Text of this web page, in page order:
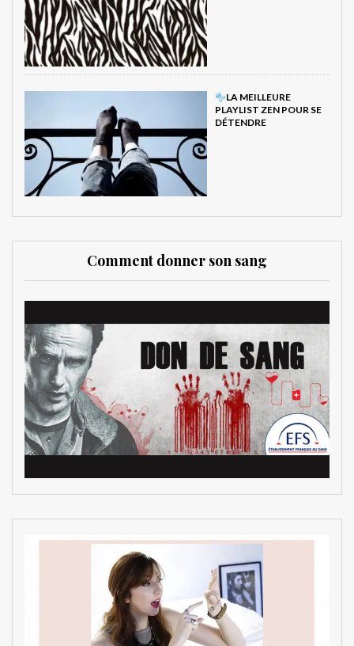
LA MEILLEURE
PLAYLIST ZEN POUR SE
DÉTENDRE
Comment donner son sang